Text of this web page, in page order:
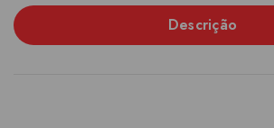
Descrição